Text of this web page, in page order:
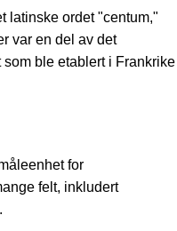
latinske ordet "centum,"
var en del av det
ble etablert i Frankrike
for
felt, inkludert